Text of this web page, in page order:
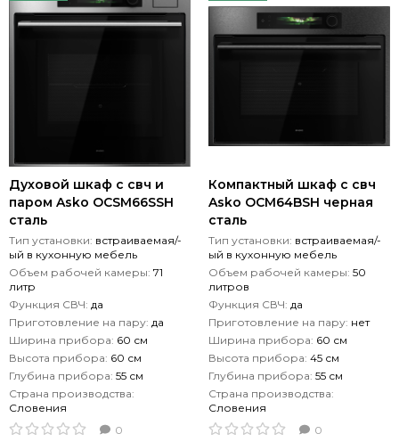
Духовой шкаф с свч и
паром Asko OCSM66SSH
сталь
Тип установки: встраиваемая/-
ый в кухонную мебель
Объем рабочей камеры: 71
литр
Функция СВЧ: да
Приготовление на пару: да
Ширина прибора: 60 см
Высота прибора: 60 см
Глубина прибора: 55 см
Страна производства:
Словения
0
Компактный шкаф с свч
Asko OCM64BSH черная
сталь
Тип установки: встраиваемая/-
ый в кухонную мебель
Объем рабочей камеры: 50
литров
Функция СВЧ: да
Приготовление на пару: нет
Ширина прибора: 60 см
Высота прибора: 45 см
Глубина прибора: 55 см
Страна производства:
Словения
0